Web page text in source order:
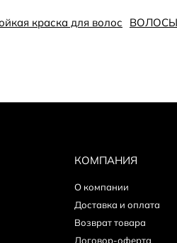
краска для волос ВОЛОСЫ
КОМПАНИЯ
О компании
Доставка и оплата
Возврат товара
Договор-оферта